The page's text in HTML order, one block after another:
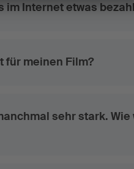
im Internet etwas
für meinen Film?
sehr stark. Wie